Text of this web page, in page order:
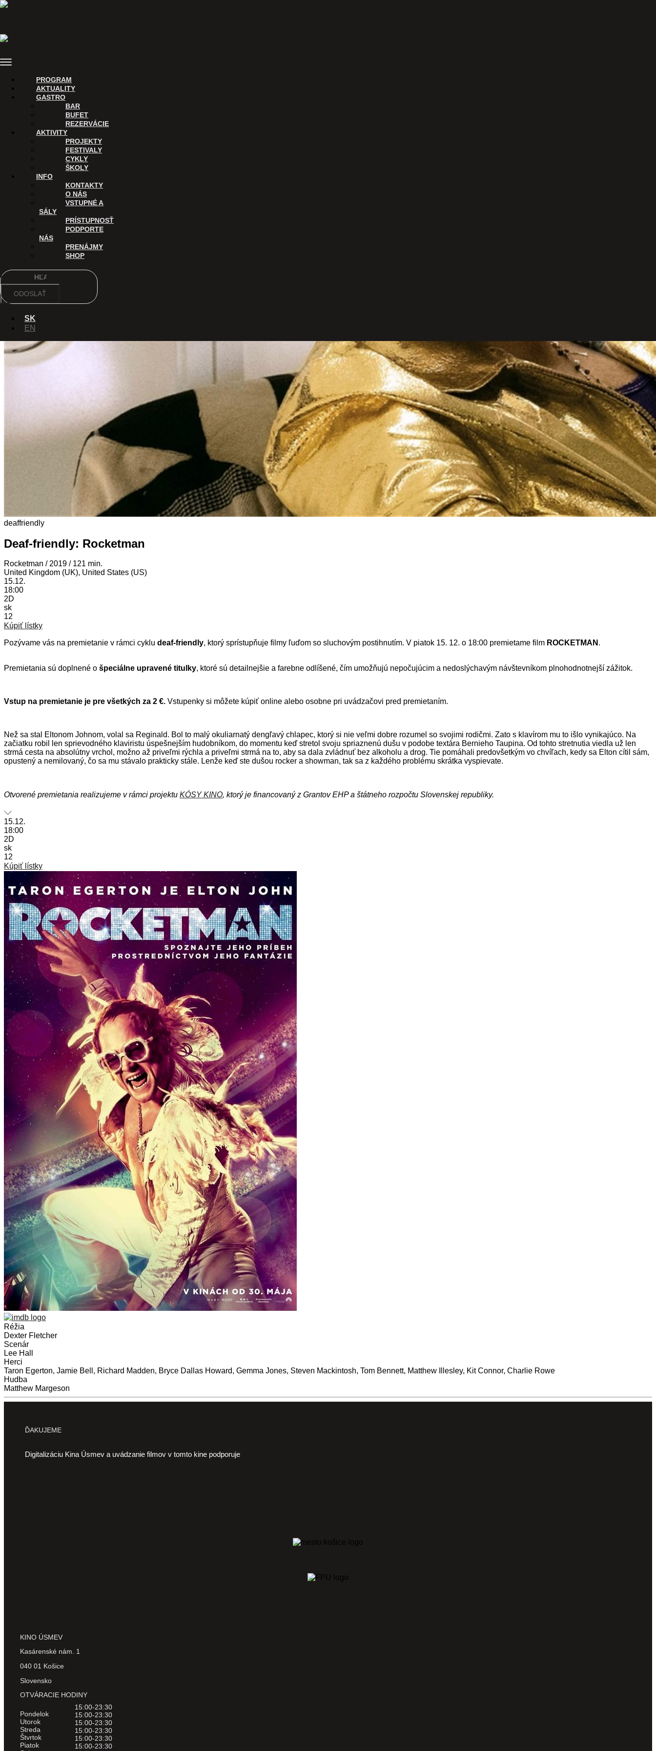
Preskočiť
Menu
PROGRAM
AKTUALITY
GASTRO
BAR
BUFET
REZERVÁCIE
AKTIVITY
PROJEKTY
FESTIVALY
CYKLY
ŠKOLY
INFO
KONTAKTY
O NÁS
VSTUPNÉ A
SÁLY
PRÍSTUPNOSŤ
PODPORTE
NÁS
PRENÁJMY
SHOP
Hľadať
ODOSLAŤ
SK
EN
deaffriendly
Deaf-friendly: Rocketman
Rocketman / 2019 / 121 min.
United Kingdom (UK), United States (US)
15.12.
18:00
2D
sk
12
Kúpiť lístky
Pozývame vás na premietanie v rámci cyklu deaf-friendly, ktorý sprístupňuje filmy ľuďom so sluchovým postihnutím. V piatok 15. 12. o 18:00 premietame film ROCKETMAN .
Premietania sú doplnené o špeciálne upravené titulky, ktoré sú detailnejšie a farebne odlíšené, čím umožňujú nepočujúcim a nedoslýchavým návštevníkom plnohodnotnejší zážitok.
Vstup na premietanie je pre všetkých za 2 €. Vstupenky si môžete kúpiť online alebo osobne pri uvádzačovi pred premietaním.
Než sa stal Eltonom Johnom, volal sa Reginald. Bol to malý okuliarnatý dengľavý chlapec, ktorý si nie veľmi dobre rozumel so svojimi rodičmi. Zato s klavírom mu to išlo vynikajúco. Na
začiatku robil len sprievodného klaviristu úspešnejším hudobníkom, do momentu keď stretol svoju spriaznenú dušu v podobe textára Bernieho Taupina. Od tohto stretnutia viedla už len
strmá cesta na absolútny vrchol, možno až priveľmi rýchla a priveľmi strmá na to, aby sa dala zvládnuť bez alkoholu a drog. Tie pomáhali predovšetkým vo chvíľach, kedy sa Elton cítil sám,
opustený a nemilovaný, čo sa mu stávalo prakticky stále. Lenže keď ste dušou rocker a showman, tak sa z každého problému skrátka vyspievate.
Otvorené premietania realizujeme v rámci projektu KÓSY KINO, ktorý je financovaný z Grantov EHP a štátneho rozpočtu Slovenskej republiky.
15.12.
18:00
2D
sk
12
Kúpiť lístky
Réžia
Dexter Fletcher
Scenár
Lee Hall
Herci
Taron Egerton, Jamie Bell, Richard Madden, Bryce Dallas Howard, Gemma Jones, Steven Mackintosh, Tom Bennett, Matthew Illesley, Kit Connor, Charlie Rowe
Hudba
Matthew Margeson
ĎAKUJEME
Digitalizáciu Kina Úsmev a uvádzanie filmov v tomto kine podporuje
KINO ÚSMEV
Kasárenské nám. 1
040 01 Košice
Slovensko
OTVÁRACIE HODINY
Pondelok
Utorok
Streda
Štvrtok
Piatok
15:00-23:30
15:00-23:30
15:00-23:30
15:00-23:30
15:00-23:30
15:00-23:30